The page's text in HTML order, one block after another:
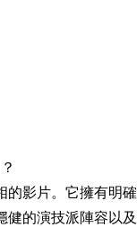
的影片。它擁有明確
健的演技派陣容以及